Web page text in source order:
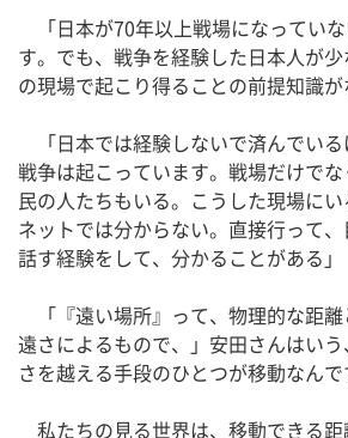
「日本が70年以上戦場になってい
す。でも、戦争を経験した日本人が
の現場で起こり得ることの前提知識が
「日本では経験しないで済んでい
戦争は起こっています。戦場だけで
民の人たちもいる。こうした現場にい
ネットでは分からない。直接行って
話す経験をして、分かることがある」
「『遠い場所』って、物理的な距
遠さによるもので、」安田さんはい
さを越える手段のひとつが移動なんで
私たちの見る世界は、移動できる